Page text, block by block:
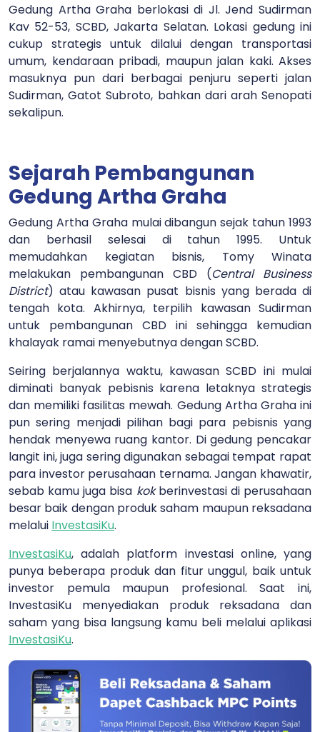
Gedung Artha Graha berlokasi di Jl. Jend Sudirman
Kav 52-53, SCBD, Jakarta Selatan. Lokasi gedung ini
cukup strategis untuk dilalui dengan transportasi
umum, kendaraan pribadi, maupun jalan kaki. Akses
masuknya pun dari berbagai penjuru seperti jalan
Sudirman, Gatot Subroto, bahkan dari arah Senopati
sekalipun.
Sejarah Pembangunan
Gedung Artha Graha
Gedung Artha Graha mulai dibangun sejak tahun 1993
dan berhasil selesai di tahun 1995. Untuk
memudahkan kegiatan bisnis, Tomy Winata
melakukan pembangunan CBD (Central Business
District) atau kawasan pusat bisnis yang berada di
tengah kota. Akhirnya, terpilih kawasan Sudirman
untuk pembangunan CBD ini sehingga kemudian
khalayak ramai menyebutnya dengan SCBD.
Seiring berjalannya waktu, kawasan SCBD ini mulai
diminati banyak pebisnis karena letaknya strategis
dan memiliki fasilitas mewah. Gedung Artha Graha ini
pun sering menjadi pilihan bagi para pebisnis yang
hendak menyewa ruang kantor. Di gedung pencakar
langit ini, juga sering digunakan sebagai tempat rapat
para investor perusahaan ternama. Jangan khawatir,
sebab kamu juga bisa kokberinvestasi di perusahaan
besar baik dengan produk saham maupun reksadana
melalui InvestasiKu.
InvestasiKu, adalah platform investasi online, yang
punya beberapa produk dan fitur unggul, baik untuk
investor pemula maupun profesional. Saat ini,
InvestasiKu menyediakan produk reksadana dan
saham yang bisa langsung kamu beli melalui aplikasi
InvestasiKu.